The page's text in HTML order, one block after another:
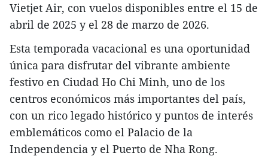
Vietjet Air, con vuelos disponibles entre el 15 de
abril de 2025 y el 28 de marzo de 2026.
Esta temporada vacacional es una oportunidad
única para disfrutar del vibrante ambiente
festivo en Ciudad Ho Chi Minh, uno de los
centros económicos más importantes del país,
con un rico legado histórico y puntos de interés
emblemáticos como el Palacio de la
Independencia y el Puerto de Nha Rong.